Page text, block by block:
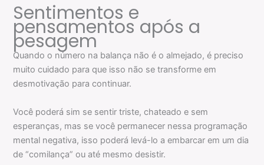
Sentimentos e
pensamentos após a
pesagem
Quando o número na balança não é o almejado, é preciso
muito cuidado para que isso não se transforme em
desmotivação para continuar.
Você poderá sim se sentir triste, chateado e sem
esperanças, mas se você permanecer nessa programação
mental negativa, isso poderá levá-lo a embarcar em um dia
de “comilança” ou até mesmo desistir.